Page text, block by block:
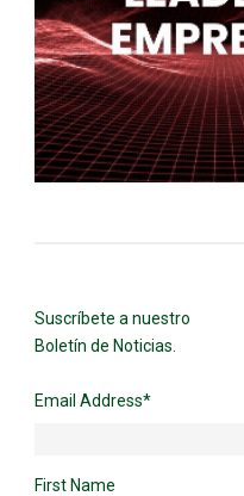
Suscríbete a nuestro
Boletín de Noticias.
Email Address*
First Name